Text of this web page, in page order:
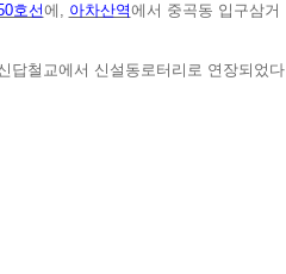
호선에, 아차산역에서 중곡동 입구삼거
답철교에서 신설동로터리로 연장되었다